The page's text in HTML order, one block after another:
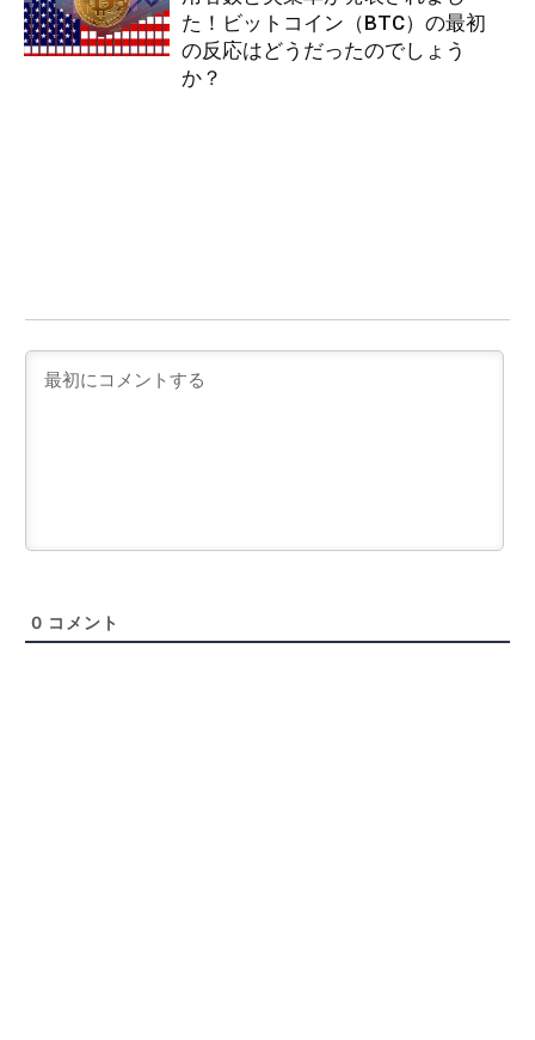
た！ビットコイン（BTC）の最初
の反応はどうだったのでしょう
か？
0 コメント